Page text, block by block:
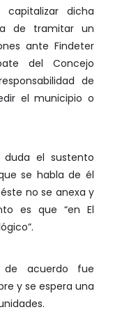
dicha
de tramitar un
ante Findeter
del Concejo
de
el municipio o
duda el sustento
se habla de él
no se anexa y
es que “en El
acuerdo fue
y se espera una